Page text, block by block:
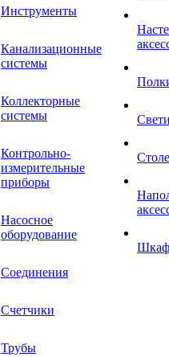
Инструменты
Канализационные
системы
Коллекторные
системы
Контрольно-
измерительные
приборы
Насосное
оборудование
Соединения
Счетчики
Трубы